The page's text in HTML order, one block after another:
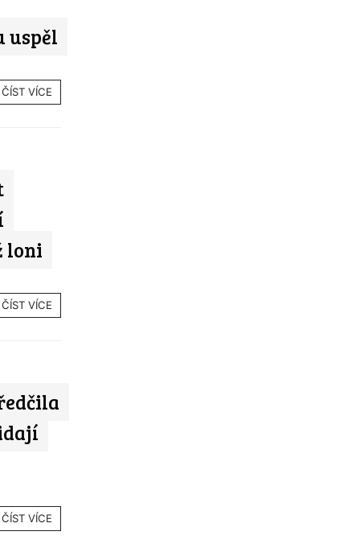
uspěl
ČÍST VÍCE
loni
ČÍST VÍCE
ČÍST VÍCE